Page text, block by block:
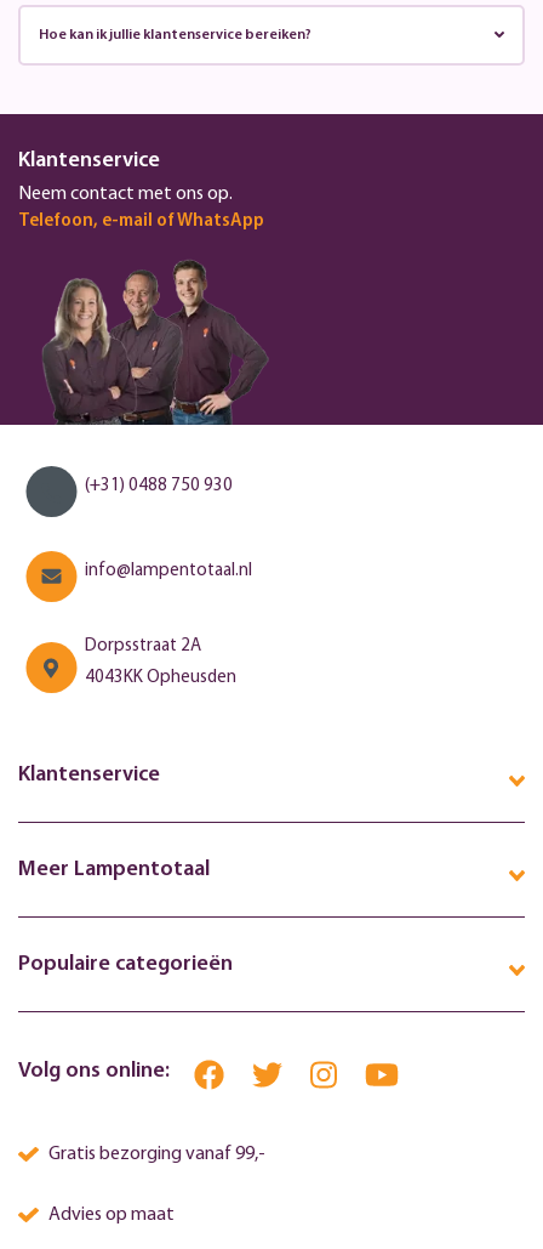
Hoe kan ik jullie klantenservice bereiken?
Klantenservice
Neem contact met ons op.
Telefoon, e-mail of WhatsApp
(+31) 0488 750 930
info@lampentotaal.nl
Dorpsstraat 2A
4043KK Opheusden
Klantenservice
Meer Lampentotaal
Populaire categorieën
Volg ons online:
Gratis bezorging vanaf 99,-
Advies op maat